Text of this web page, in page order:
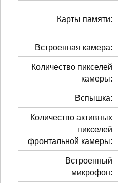
Карты памяти:
Встроенная камера:
Количество пикселей
камеры:
Вспышка:
Количество активных
пикселей
фронтальной камеры:
Встроенный
микрофон: